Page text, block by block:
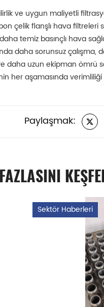
ve uygun maliyetli
çelik flanşlı hava filtreleri
temiz basınçlı hava
daha sorunsuz çalışma,
daha uzun ekipman ömrü
her aşamasında
Paylaşmak: